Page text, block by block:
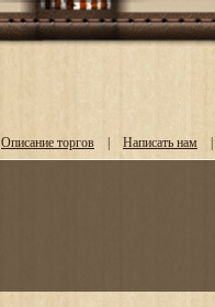
Описание торгов | Написать нам |